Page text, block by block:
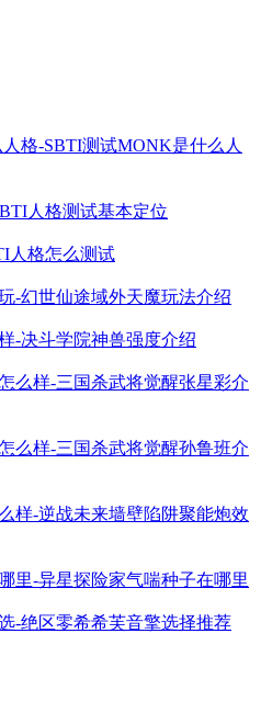
格-SBTI测试MONK是什么人
人格测试基本定位
人格怎么测试
-幻世仙途域外天魔玩法介绍
-决斗学院神兽强度介绍
么样-三国杀武将觉醒张星彩介
么样-三国杀武将觉醒孙鲁班介
样-逆战未来墙壁陷阱聚能炮效
里-异星探险家气喘种子在哪里
-绝区零希希芙音擎选择推荐